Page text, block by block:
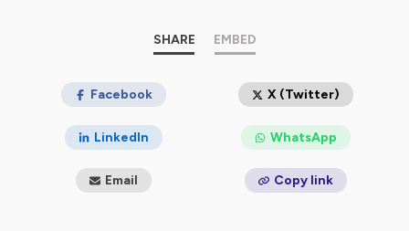
curieux qui souhaitent découvrir et/ou comprendre qui
se cache derrière l'artiste le plus intéressant et
Hébergé par Ausha. Visitez
ausha.co/politique-de-
confidentialitepour plus d'informations.
SHARE EMBED
Facebook X (Twitter)
LinkedIn WhatsApp
Email Copy link